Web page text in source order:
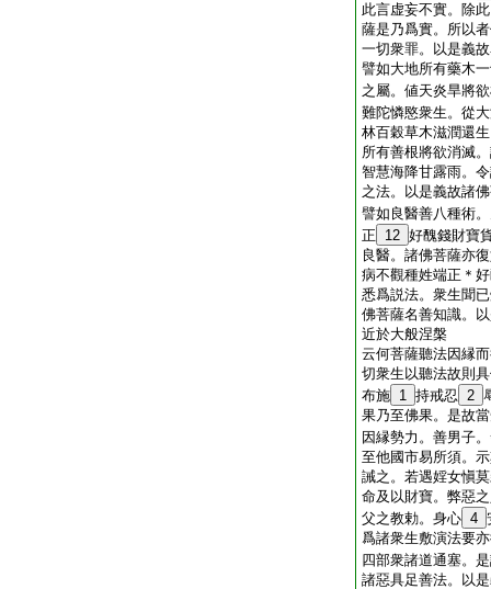
此言虚妄不實。除
薩是乃爲實。所以
一切衆罪。以是義
譬如大地所有藥木
之屬。値天炎旱將
難陀憐愍衆生。從
林百穀草木滋潤還
所有善根將欲消滅
智慧海降甘露雨。
之法。以是義故諸
譬如良醫善八種術
正
12 好醜錢財寶
良醫。諸佛菩薩亦
病不觀種姓端正＊
悉爲説法。衆生聞
佛菩薩名善知識。
近於大般涅槃
云何菩薩聽法因縁
切衆生以聽法故則
布施 1 持戒忍 2
果乃至佛果。是故
因縁勢力。善男子
至他國市易所須。
誡之。若遇婬女愼
命及以財寶。弊惡
父之教勅。身心 4
爲諸衆生敷演法要
四部衆諸道通塞。
諸惡具足善法。以